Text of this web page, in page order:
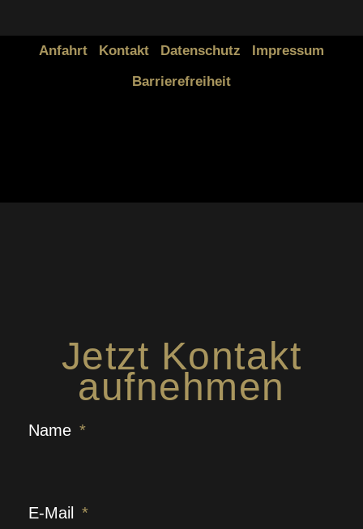
Anfahrt Kontakt Datenschutz
Impressum
Barrierefreiheit
Jetzt Kontakt
aufnehmen
Name
E-Mail